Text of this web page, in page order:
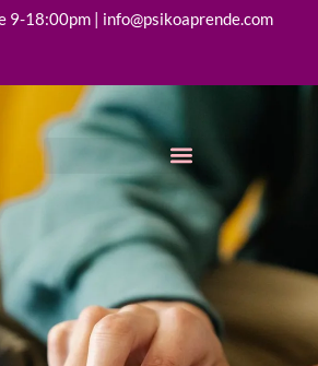
9-18:00pm | info@psikoaprende.com